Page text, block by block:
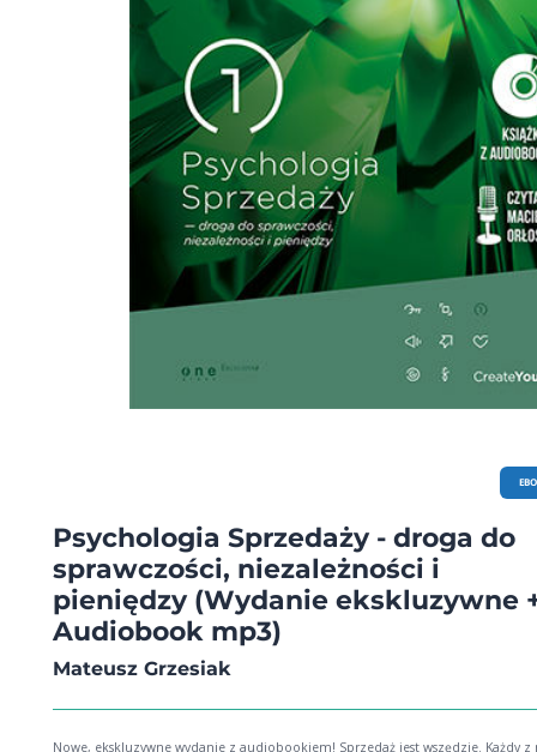
Psychologia Sprzedaży - droga do
sprawczości, niezależności i
pieniędzy (Wydanie ekskluzywne
Audiobook mp3)
Mateusz Grzesiak
Nowe, ekskluzywne wydanie z audiobookiem! Sprzedaż jest wszędzie. Każdy z nas